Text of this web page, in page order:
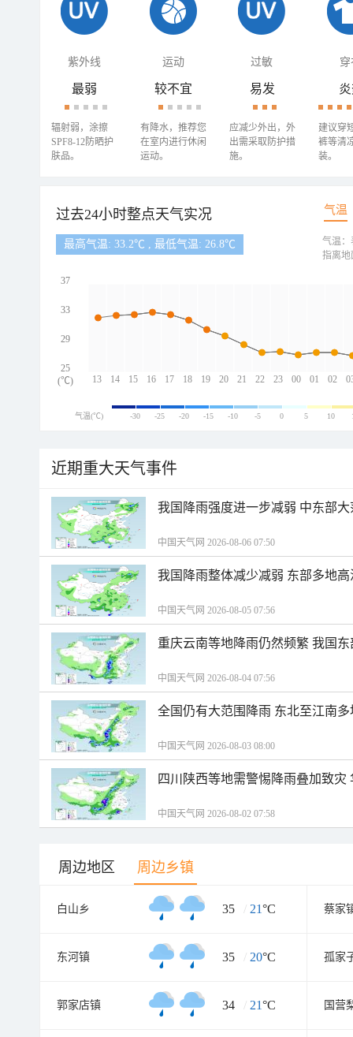
紫外线 运动 过敏 穿
最弱
辐射弱，涂擦
SPF8-12防晒护
肤品。
较不宜
有降水，推荐您
在室内进行休闲
运动。
易发
应减少外出，外
出需采取防护措
施。
建议穿
裤等清
装。
过去24小时整点天气实况 气温
最高气温: 33.2℃ , 最低气温: 26.8℃
13 14 15 16 17 18 19 20 21 22 23 00 01 02
37
33
29
25
(℃)
气温：
指离地
气温(℃) -30 -25 -20 -15 -10 -5 0 5 10
近期重大天气事件
我国降雨强度进一步减弱 中东部
中国天气网 2026-08-06 07:50
我国降雨整体减少减弱 东部多地
中国天气网 2026-08-05 07:56
重庆云南等地降雨仍然频繁 我国
中国天气网 2026-08-04 07:56
全国仍有大范围降雨 东北至江南
中国天气网 2026-08-03 08:00
四川陕西等地需警惕降雨叠加致
中国天气网 2026-08-02 07:58
周边地区 周边乡镇
白山乡 35 / 21°C 蔡家
东河镇 35 / 20°C
郭家店镇 34 / 21°C